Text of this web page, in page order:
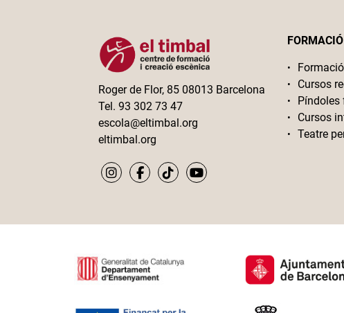
Roger de Flor, 85 08013 Barcelona
Tel. 93 302 73 47
escola@eltimbal.org
eltimbal.org
FORMACIÓ
Cursos
Píndoles
Cursos
Teatre